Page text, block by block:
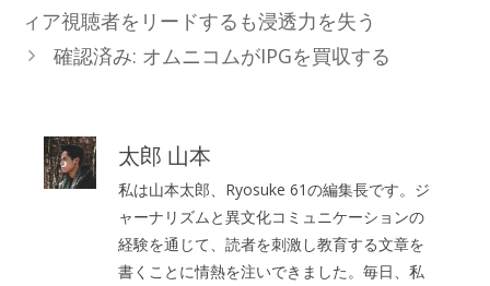
リ
ー
ィア視聴者をリードするも浸透力を失う
確認済み: オムニコムがIPGを買収する
太郎 山本
私は山本太郎、Ryosuke 61の編集長です。ジ
ャーナリズムと異文化コミュニケーションの
経験を通じて、読者を刺激し教育する文章を
書くことに情熱を注いできました。毎日、私